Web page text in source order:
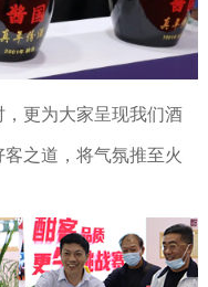
更为大家呈现我们酒
之道，将气氛推至火